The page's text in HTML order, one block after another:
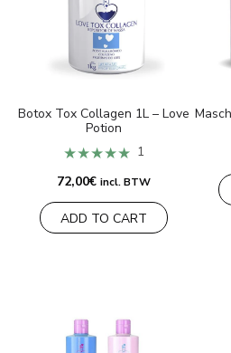
Botox Tox Collagen 1L – Love
Potion
★★★★★ 1
72,00€ incl. BTW
ADD TO CART